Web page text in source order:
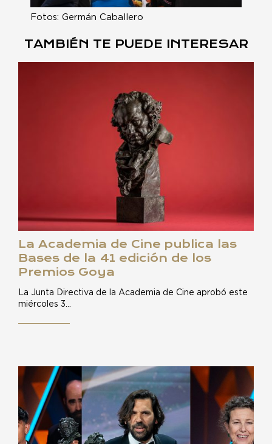
Fotos: Germán Caballero
TAMBIÉN TE PUEDE INTERESAR
La Academia de Cine publica las
Bases de la 41 edición de los
Premios Goya
La Junta Directiva de la Academia de Cine aprobó este
miércoles 3…